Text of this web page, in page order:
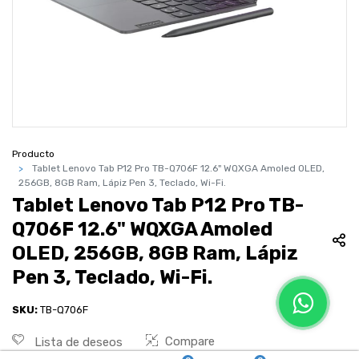
Producto
Tablet Lenovo Tab P12 Pro TB-Q706F 12.6" WQXGA Amoled OLED,
256GB, 8GB Ram, Lápiz Pen 3, Teclado, Wi-Fi.
Tablet Lenovo Tab P12 Pro TB-
Q706F 12.6" WQXGA Amoled
OLED, 256GB, 8GB Ram, Lápiz
Pen 3, Teclado, Wi-Fi.
SKU: TB-Q706F
Lista de deseos Compare